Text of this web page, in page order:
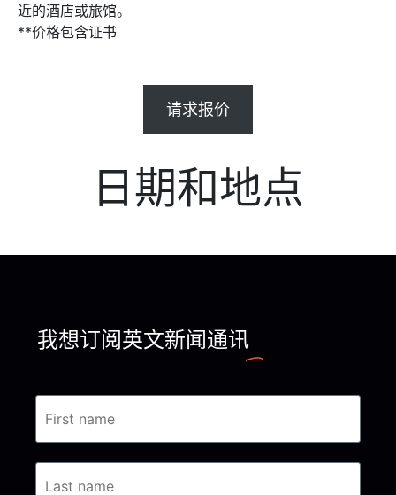
近的酒店或旅馆。
**价格包含证书
请求报价
日期和地点
我想订阅英文新闻通讯